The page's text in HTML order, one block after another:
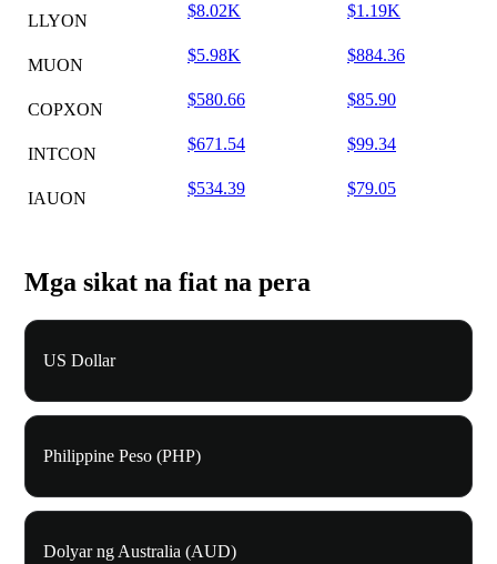
LLYON
$8.02K $1.19K
MUON
$5.98K $884.36
COPXON
$580.66 $85.90
INTCON
$671.54 $99.34
IAUON
$534.39 $79.05
Mga sikat na fiat na pera
US Dollar
Philippine Peso (PHP)
Dolyar ng Australia (AUD)